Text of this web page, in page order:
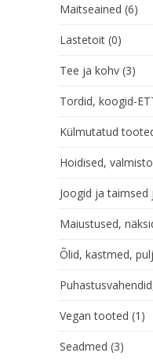
Maitseained (6)
Lastetoit (0)
Tee ja kohv (3)
Tordid, koogid-
Külmutatud
Hoidised,
Joogid ja taimsed
Maiustused,
Õlid, kastmed,
Vegan tooted (1)
Seadmed (3)